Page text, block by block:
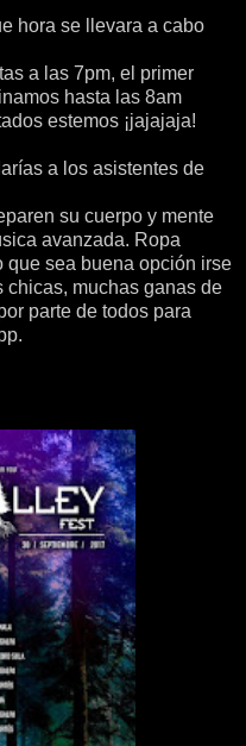
hora se llevara a cabo
a las 7pm, el primer
hasta las 8am
estemos ¡jajajaja!
a los asistentes de
su cuerpo y mente
avanzada. Ropa
que sea buena opción irse
muchas ganas de
parte de todos para